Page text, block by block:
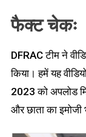
फैक्ट चेकः
DFRAC टीम ने
किया। हमें यह
2023 को अपलोड
और छाता का इमोजी